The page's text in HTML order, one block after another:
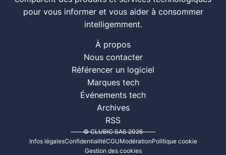
pour vous informer et vous aider à consommer
intelligemment.
À propos
Nous contacter
Référencer un logiciel
Marques tech
Événements tech
Archives
RSS
© CLUBIC SAS 2026
Infos légalesConfidentialitéCGUModérationPolitique cookie
Gestion des cookies